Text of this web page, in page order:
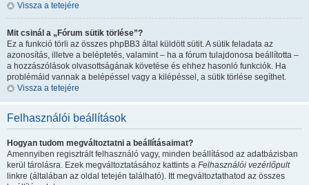
Vissza a tetejére
Mit csinál a „Fórum sütik törlése”?
Ez a funkció törli az összes phpBB3 által küldött sütit. A sütik feladata az
azonosítás, illetve a beléptetés, valamint – ha a fórum tulajdonosa beállította –
a hozzászólások olvasottságának követése és ehhez hasonló funkciók. Ha
problémáid vannak a belépéssel vagy a kilépéssel, a sütik törlése segíthet.
Vissza a tetejére
Felhasználói beállítások
Hogyan tudom megváltoztatni a beállításaimat?
Amennyiben regisztrált felhasználó vagy, minden beállításod az adatbázisban
kerül tárolásra. Ezek megváltoztatásához kattints a Felhasználói vezérlőpult
linkre (általában az oldal tetején található). Itt megváltoztathatod az összes